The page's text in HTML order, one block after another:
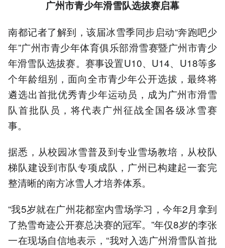
广州市青少年滑雪队选拔赛启幕
南都记者了解到，该届冰雪季同步启动“奔跑吧少
年”广州市青少年体育俱乐部滑雪赛暨广州市青少
年滑雪队选拔赛。赛事设置U10、U14、U18等多
个年龄组别，面向全市青少年公开选拔，最终将
遴选出首批优秀青少年运动员，成为广州市滑雪
队首批队员，将代表广州征战全国各级冰雪赛
事。
据悉，从校园冰雪普及到专业雪场教培，从校队
梯队建设到市队专项成队，广州已构建起一套完
整清晰的南方冰雪人才培养体系。
“我5岁就在广州花都室内雪场学习，今年2月拿到
了热雪奇迹公开赛总决赛的冠军。”年仅8岁的李张
一在现场自信地表示，“我对入选广州滑雪队首批